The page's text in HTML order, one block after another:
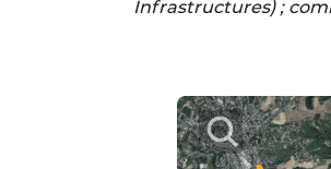
Infrastructures) ;